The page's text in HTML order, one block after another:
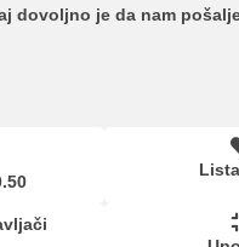
dovoljno je da nam